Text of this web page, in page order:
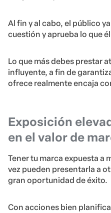
Al fin y al cabo, el público
cuestión y aprueba lo que
Lo que más debes prestar
influyente, a fin de
ofrece realmente encaja
Exposición
en el valor de
Tener tu marca expuesta a
vez pueden presentarla a
gran oportunidad de éxito.
Con acciones bien